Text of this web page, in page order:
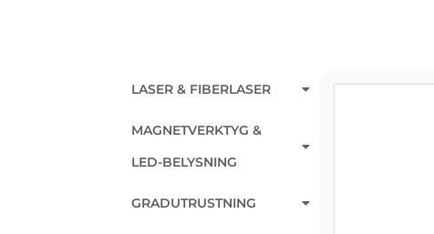
LASER & FIBERLASER
MAGNETVERKTYG &
LED-BELYSNING
GRADUTRUSTNING